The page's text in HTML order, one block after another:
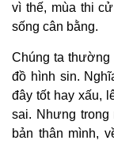
vì thế, mùa thi
sống cân bằng.
Chúng ta thường
đồ hình sin.
đây tốt hay xấu,
sai. Nhưng
bản thân mình,